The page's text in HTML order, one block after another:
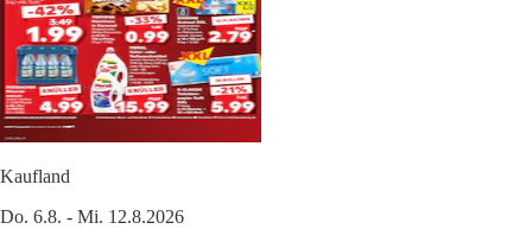
Kaufland
Do. 6.8. - Mi. 12.8.2026